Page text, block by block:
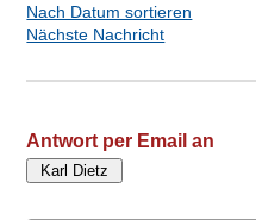
Nach Datum sortieren
Nächste Nachricht
Antwort per Email an